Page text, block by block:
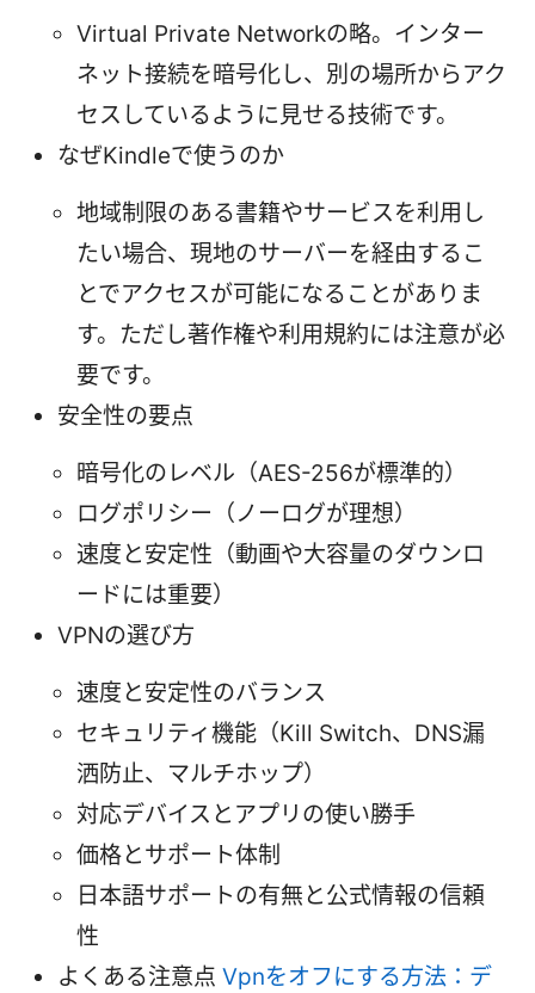
Virtual Private Networkの略。インター
ネット接続を暗号化し、別の場所からアク
セスしているように見せる技術です。
なぜKindleで使うのか
地域制限のある書籍やサービスを利用し
たい場合、現地のサーバーを経由するこ
とでアクセスが可能になることがありま
す。ただし著作権や利用規約には注意が必
要です。
安全性の要点
暗号化のレベル（AES-256が標準的）
ログポリシー（ノーログが理想）
速度と安定性（動画や大容量のダウンロ
ードには重要）
VPNの選び方
速度と安定性のバランス
セキュリティ機能（Kill Switch、DNS漏
洒防止、マルチホップ）
対応デバイスとアプリの使い勝手
価格とサポート体制
日本語サポートの有無と公式情報の信頼
性
よくある注意点 Vpnをオフにする方法：デ